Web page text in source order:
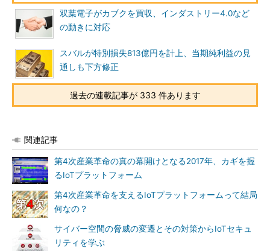
双葉電子がカブクを買収、インダストリー4.0など
の動きに対応
スバルが特別損失813億円を計上、当期純利益の見
通しも下方修正
過去の連載記事が 333 件あります
関連記事
第4次産業革命の真の幕開けとなる2017年、カギを握
るIoTプラットフォーム
第4次産業革命を支えるIoTプラットフォームって結局
何なの？
サイバー空間の脅威の変遷とその対策からIoTセキュ
リティを学ぶ